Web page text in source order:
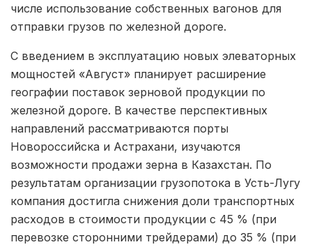
числе использование собственных вагонов для
отправки грузов по железной дороге.
С введением в эксплуатацию новых элеваторных
мощностей «Август» планирует расширение
географии поставок зерновой продукции по
железной дороге. В качестве перспективных
направлений рассматриваются порты
Новороссийска и Астрахани, изучаются
возможности продажи зерна в Казахстан. По
результатам организации грузопотока в Усть-Лугу
компания достигла снижения доли транспортных
расходов в стоимости продукции с 45 % (при
перевозке сторонними трейдерами) до 35 % (при